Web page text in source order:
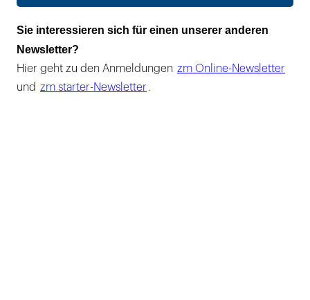
Sie interessieren sich für einen unserer anderen
Newsletter?
Hier geht zu den Anmeldungen zm Online-Newsletter
und zm starter-Newsletter .